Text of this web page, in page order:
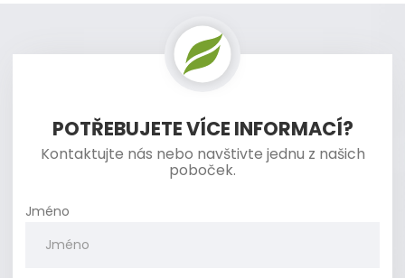
POTŘEBUJETE VÍCE INFORMACÍ?
Kontaktujte nás nebo navštivte jednu z našich
poboček.
Jméno